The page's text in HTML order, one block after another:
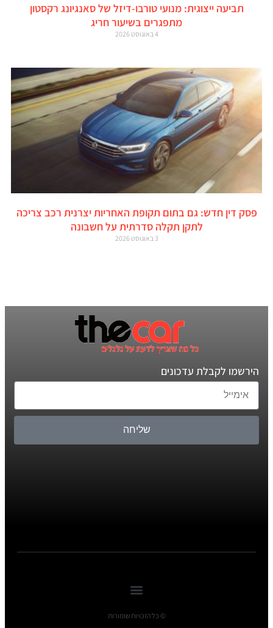
תביעה ייצוגית: מנועי טורבו-דיזל של סאנגיונג רקסטון
מתפגרים בשיעור חריג
4 באוגוסט 2026
פסק דין חדש: גם בתום תקופת האחריות יצרנית רכב צריכה
לתקן תקלה סדרתית על חשבונה
3 באוגוסט 2026
הירשמו לקבלת עדכונים
שליחה
© כל הזכויות שומורות